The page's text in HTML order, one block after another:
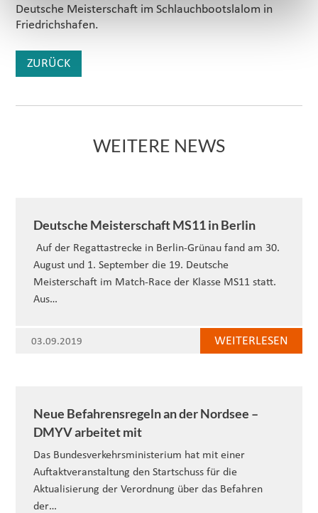
Deutsche Meisterschaft im Schlauchbootslalom in
Friedrichshafen.
ZURÜCK
WEITERE NEWS
Deutsche Meisterschaft MS11 in Berlin
Auf der Regattastrecke in Berlin-Grünau fand am 30.
August und 1. September die 19. Deutsche
Meisterschaft im Match-Race der Klasse MS11 statt.
Aus…
03.09.2019 WEITERLESEN
Neue Befahrensregeln an der Nordsee –
DMYV arbeitet mit
Das Bundesverkehrsministerium hat mit einer
Auftaktveranstaltung den Startschuss für die
Aktualisierung der Verordnung über das Befahren
der…